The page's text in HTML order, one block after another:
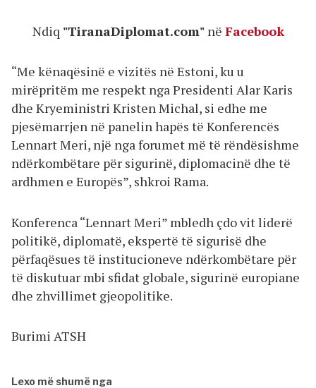
Ndiq "TiranaDiplomat.com" në Facebook
“Me kënaqësinë e vizitës në Estoni, ku u
mirëpritëm me respekt nga Presidenti Alar Karis
dhe Kryeministri Kristen Michal, si edhe me
pjesëmarrjen në panelin hapës të Konferencës
Lennart Meri, një nga forumet më të rëndësishme
ndërkombëtare për sigurinë, diplomacinë dhe të
ardhmen e Europës”, shkroi Rama.
Konferenca “Lennart Meri” mbledh çdo vit liderë
politikë, diplomatë, ekspertë të sigurisë dhe
përfaqësues të institucioneve ndërkombëtare për
të diskutuar mbi sfidat globale, sigurinë europiane
dhe zhvillimet gjeopolitike.
Burimi ATSH
Lexo më shumë nga